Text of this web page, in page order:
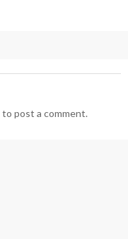
to post a comment.